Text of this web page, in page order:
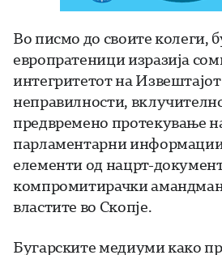
Во писмо до своите колеги,
европратеници изразија
интегритетот на Извештајот
неправилности,
предвремено протекување
парламентарни
елементи од нацрт-
компромитирачки
властите во Скопје.
Бугарските медиуми како